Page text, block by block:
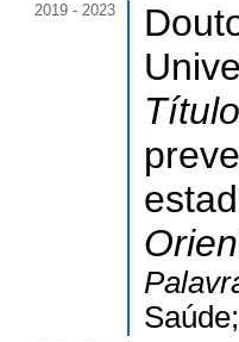
2019 - 2023